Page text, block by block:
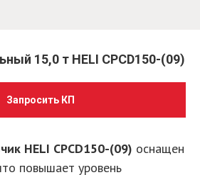
15,0 т HELI CPCD150-(09)
Запросить КП
HELI CPCD150-(09) оснащен
повышает уровень